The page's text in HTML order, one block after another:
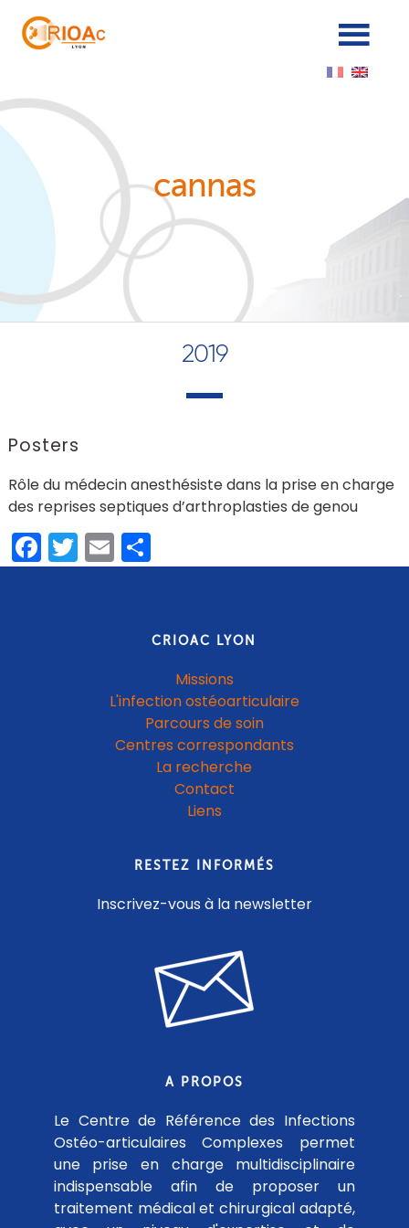
cannas
2019
Posters
Rôle du médecin anesthésiste dans la prise en charge
des reprises septiques d’arthroplasties de genou
Facebook
Twitter
EmailShare
CRIOAC LYON
Missions
L'infection ostéoarticulaire
Parcours de soin
Centres correspondants
La recherche
Contact
Liens
RESTEZ INFORMÉS
Inscrivez-vous à la newsletter
A PROPOS
Le Centre de Référence des Infections
Ostéo-articulaires Complexes permet
une prise en charge multidisciplinaire
indispensable afin de proposer un
traitement médical et chirurgical adapté,
Cookies management panel